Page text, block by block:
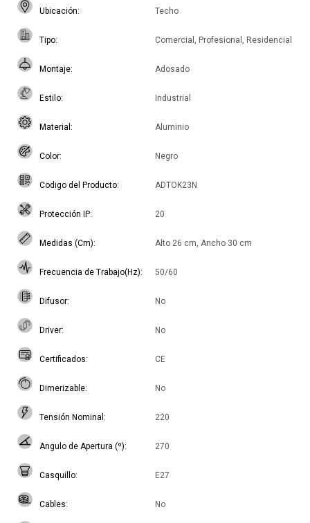
Ubicación Techo
Tipo Comercial, Profesional, Residencial
Montaje Adosado
Estilo Industrial
Material Aluminio
Color Negro
Codigo del Producto ADTOK23N
Protección IP 20
Medidas (Cm) Alto 26 cm, Ancho 30 cm
Frecuencia de Trabajo(Hz) 50/60
Difusor No
Driver No
Certificados CE
Dimerizable No
Tensión Nominal 220
Angulo de Apertura (º) 270
Casquillo E27
Cables No